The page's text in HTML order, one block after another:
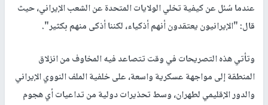
عندما سُئل عن كيفية تخلي الولايات المتحدة عن الشعب الإيراني، حيث
قال: "الإيرانيون يعتقدون أنهم أذكياء، لكننا أذكى منهم بكثير".
وتأتي هذه التصريحات في وقت تتصاعد فيه المخاوف من انزلاق
المنطقة إلى مواجهة عسكرية واسعة، على خلفية الملف النووي الإيراني
والدور الإقليمي لطهران، وسط تحذيرات دولية من تداعيات أي هجوم